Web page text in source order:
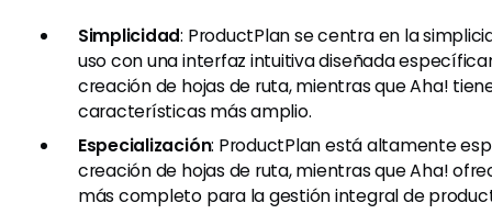
Simplicidad: ProductPlan se centra en la
uso con una interfaz intuitiva diseñada
creación de hojas de ruta, mientras que Aha!
características más amplio.
Especialización: ProductPlan está altamente
creación de hojas de ruta, mientras que Aha!
más completo para la gestión integral de